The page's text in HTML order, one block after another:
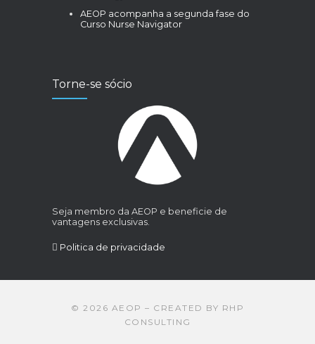
AEOP acompanha a segunda fase do
Curso Nurse Navigator
Torne-se sócio
Seja membro da AEOP e beneficie de
vantagens exclusivas.
Politica de privacidade
© 2026 AEOP – CREATED BY RHP
CONSULTING